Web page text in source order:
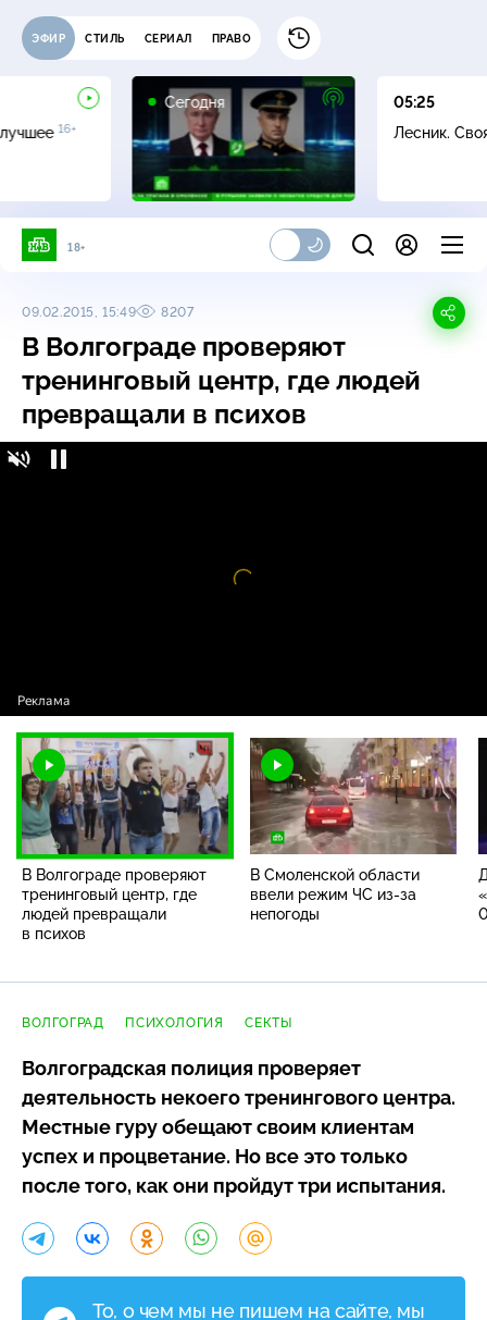
ЭФИР СТИЛЬ СЕРИАЛ ПРАВО
16+
Сегодня
05:25
Лесник.
18+
09.02.2015, 15:49 8207
В Волгограде проверяют
тренинговый центр, где людей
превращали в психов
В Волгограде проверяют тренинговый центр, где
В Волгограде проверяют
тренинговый центр, где
людей превращали
в психов
В Смоленской области
ввели режим ЧС из-за
непогоды
ВОЛГОГРАД ПСИХОЛОГИЯ СЕКТЫ
Волгоградская полиция проверяет
деятельность некоего тренингового центра.
Местные гуру обещают своим клиентам
успех и процветание. Но все это только
после того, как они пройдут три испытания.
То, о чем мы не пишем на сайте, мы